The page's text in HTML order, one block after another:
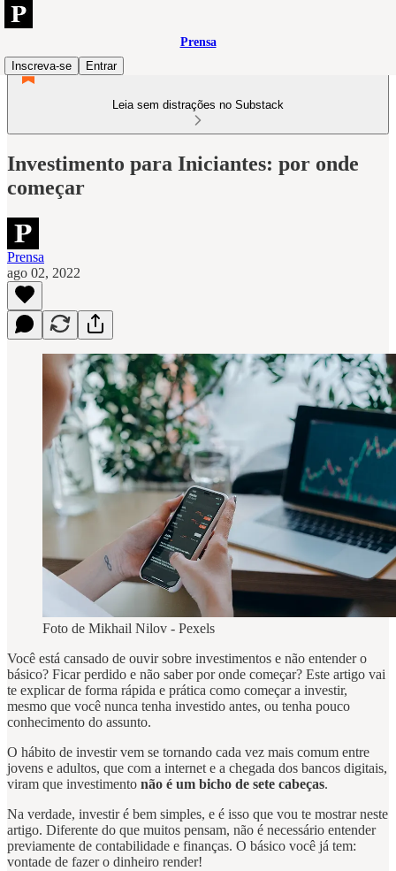
Prensa
Inscreva-se
Entrar
Leia sem distrações no Substack
Investimento para Iniciantes: por onde
começar
Prensa
ago 02, 2022
Foto de Mikhail Nilov - Pexels
Você está cansado de ouvir sobre investimentos e não entender o
básico? Ficar perdido e não saber por onde começar? Este artigo vai
te explicar de forma rápida e prática como começar a investir,
mesmo que você nunca tenha investido antes, ou tenha pouco
conhecimento do assunto.
O hábito de investir vem se tornando cada vez mais comum entre
jovens e adultos, que com a internet e a chegada dos bancos digitais,
viram que investimento não é um bicho de sete cabeças.
Na verdade, investir é bem simples, e é isso que vou te mostrar neste
artigo. Diferente do que muitos pensam, não é necessário entender
previamente de contabilidade e finanças. O básico você já tem:
vontade de fazer o dinheiro render!